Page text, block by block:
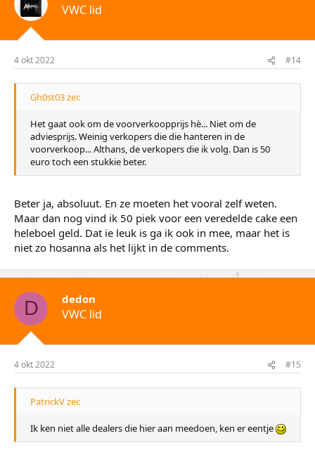
VWC lid
4 okt 2022 #14
Gh0st03 zei:
Het gaat ook om de voorverkoopprijs hè... Niet om de
adviesprijs. Weinig verkopers die die hanteren in de
voorverkoop... Althans, de verkopers die ik volg. Dan is 50
euro toch een stukkie beter.
Beter ja, absoluut. En ze moeten het vooral zelf weten.
Maar dan nog vind ik 50 piek voor een veredelde cake een
heleboel geld. Dat ie leuk is ga ik ook in mee, maar het is
niet zo hosanna als het lijkt in de comments.
D dedon
VWC lid
4 okt 2022 #15
PatrickV zei:
Ik ken niet alle dealers die hier aan meedoen, ken er eentje